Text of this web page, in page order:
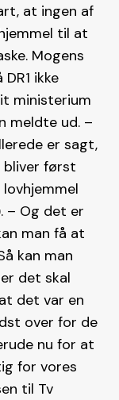
at ingen af
til at
Mogens
ikke
ministerium
meldte ud. –
er sagt,
bliver først
– Og det er
man få at
kan man
det skal
det var en
over for de
nu for at
for vores
til Tv